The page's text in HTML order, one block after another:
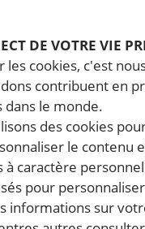
DE VOTRE VIE
les cookies, c'est
contribuent en
dans le monde.
des cookies
le contenu
à caractère
pour
informations sur